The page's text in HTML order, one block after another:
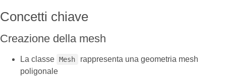
Concetti chiave
Creazione della mesh
La classe Mesh
rappresenta una geometria mesh
poligonale